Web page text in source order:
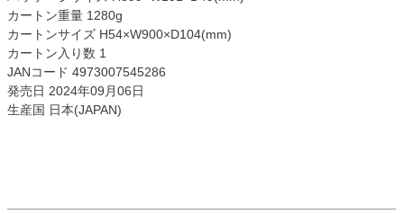
カートン重量 1280g
カートンサイズ H54×W900×D104(mm)
カートン入り数 1
JANコード 4973007545286
発売日 2024年09月06日
生産国 日本(JAPAN)